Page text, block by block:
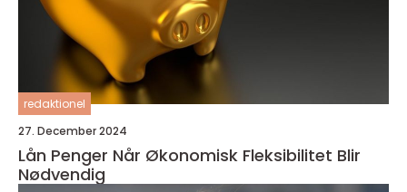
redaktionel
27. December 2024
Lån Penger Når Økonomisk Fleksibilitet Blir
Nødvendig